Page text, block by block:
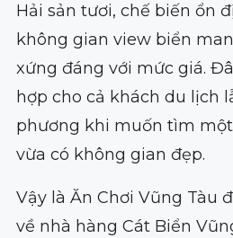
Hải sản tươi, chế biến ổn
không gian view biển
xứng đáng với mức giá.
hợp cho cả khách du lịch
phương khi muốn tìm
vừa có không gian đẹp.
Vậy là Ăn Chơi Vũng Tàu
về nhà hàng Cát Biển